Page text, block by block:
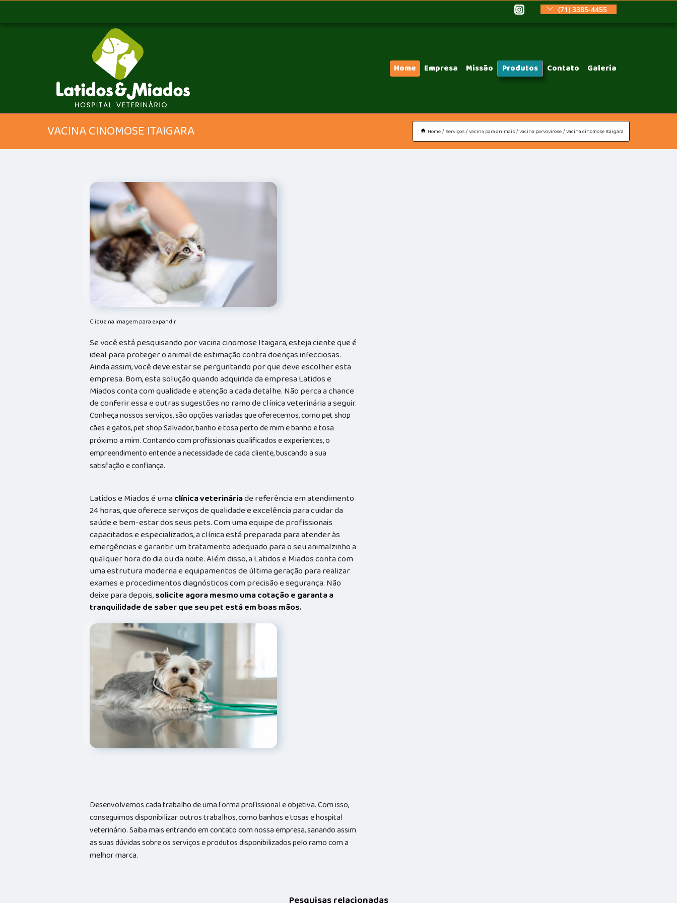
(71) 3385-4455
Home Empresa Missão Produtos Contato Galeria
VACINA CINOMOSE ITAIGARA Home Serviços vacina para animais vacina parvovirose vacina cinomose Itaigara
Clique na imagem para expandir
Se você está pesquisando por vacina cinomose Itaigara, esteja ciente que é
ideal para proteger o animal de estimação contra doenças infecciosas.
Ainda assim, você deve estar se perguntando por que deve escolher esta
empresa. Bom, esta solução quando adquirida da empresa Latidos e
Miados conta com qualidade e atenção a cada detalhe. Não perca a chance
de conferir essa e outras sugestões no ramo de clínica veterinária a seguir.
Conheça nossos serviços, são opções variadas que oferecemos, como pet shop
cães e gatos, pet shop Salvador, banho e tosa perto de mim e banho e tosa
próximo a mim. Contando com profissionais qualificados e experientes, o
empreendimento entende a necessidade de cada cliente, buscando a sua
satisfação e confiança.
Latidos e Miados é umaclínica veterináriade referência em atendimento
24 horas, que oferece serviços de qualidade e excelência para cuidar da
saúde e bem-estar dos seus pets. Com uma equipe de profissionais
capacitados e especializados, a clínica está preparada para atender às
emergências e garantir um tratamento adequado para o seu animalzinho a
qualquer hora do dia ou da noite. Além disso, a Latidos e Miados conta com
uma estrutura moderna e equipamentos de última geração para realizar
exames e procedimentos diagnósticos com precisão e segurança. Não
deixe para depois,solicite agora mesmo uma cotação e garanta a
tranquilidade de saber que seu pet está em boas mãos.
Desenvolvemos cada trabalho de uma forma profissional e objetiva. Com isso,
conseguimos disponibilizar outros trabalhos, como banhos e tosas e hospital
veterinário. Saiba mais entrando em contato com nossa empresa, sanando assim
as suas dúvidas sobre os serviços e produtos disponibilizados pelo ramo com a
melhor marca.
Pesquisas relacionadas